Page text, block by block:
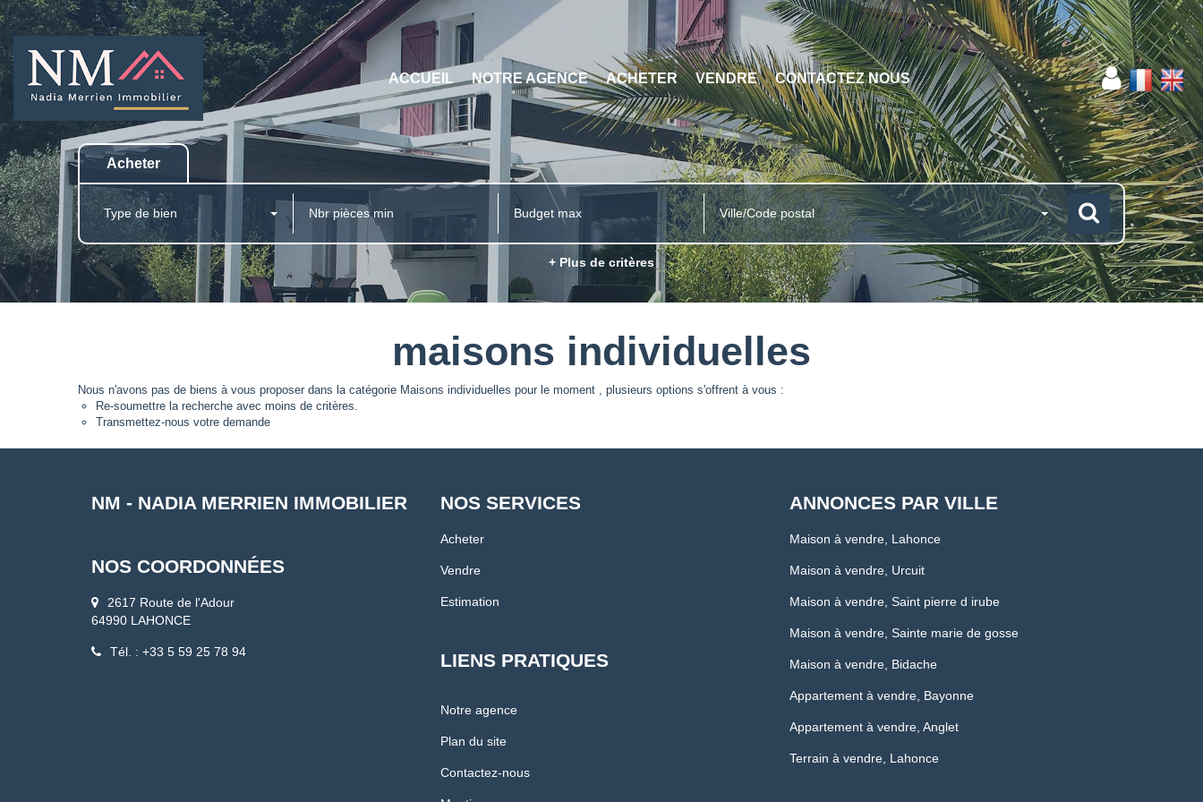
ACCUEIL NOTRE AGENCE ACHETER VENDRE CONTACTEZ NOUS
Acheter
Type de bien Ville/Code postal
+ Plus de critères
maisons individuelles
Nous n'avons pas de biens à vous proposer dans la catégorie Maisons individuelles pour le moment , plusieurs options s'offrent à vous :
Re-soumettre la recherche avec moins de critères.
Transmettez-nous votre demande
NM - NADIA MERRIEN IMMOBILIER
NOS COORDONNÉES
2617 Route de l'Adour
64990 LAHONCE
Tél. : +33 5 59 25 78 94
NOS SERVICES
Acheter
Vendre
Estimation
LIENS PRATIQUES
Notre agence
Plan du site
Contactez-nous
ANNONCES PAR VILLE
Maison à vendre, Lahonce
Maison à vendre, Urcuit
Maison à vendre, Saint pierre d irube
Maison à vendre, Sainte marie de gosse
Maison à vendre, Bidache
Appartement à vendre, Bayonne
Appartement à vendre, Anglet
Terrain à vendre, Lahonce